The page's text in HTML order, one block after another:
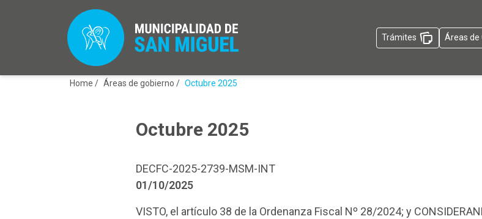
Trámites Áreas de
Home / Áreas de gobierno / Octubre 2025
Octubre 2025
DECFC-2025-2739-MSM-INT
01/10/2025
VISTO, el artículo 38 de la Ordenanza Fiscal Nº 28/2024; y